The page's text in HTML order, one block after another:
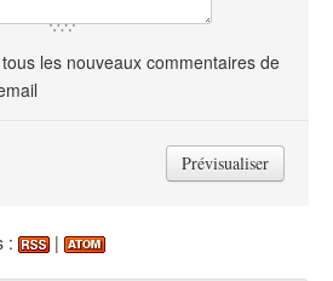
les nouveaux commentaires de
: |